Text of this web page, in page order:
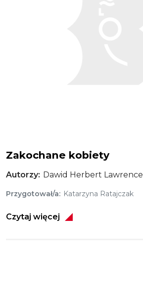
Zakochane kobiety
Autorzy Dawid Herbert Lawrence
Przygotował/a Katarzyna Ratajczak
Czytaj więcej